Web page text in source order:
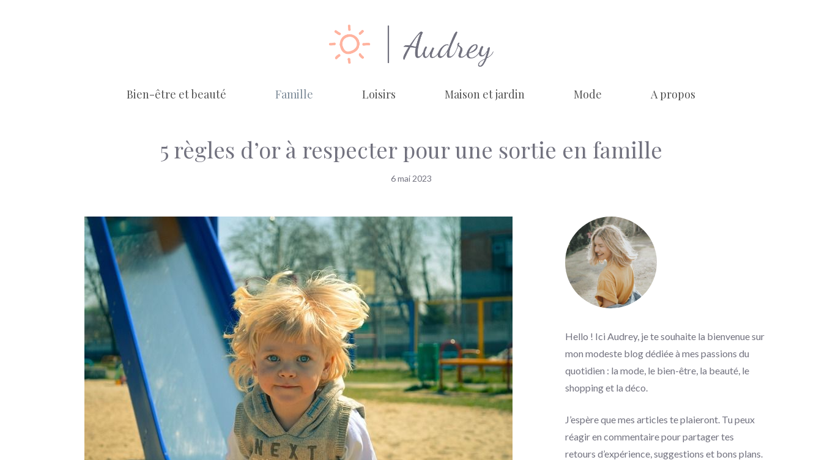
Bien-être et beauté Famille Loisirs Maison et jardin Mode A propos
5 règles d’or à respecter pour une sortie en famille
6 mai 2023
Hello ! Ici Audrey, je te souhaite la bienvenue sur
mon modeste blog dédiée à mes passions du
quotidien : la mode, le bien-être, la beauté, le
shopping et la déco.
J’espère que mes articles te plaieront. Tu peux
réagir en commentaire pour partager tes
retours d’expérience, suggestions et bons plans.